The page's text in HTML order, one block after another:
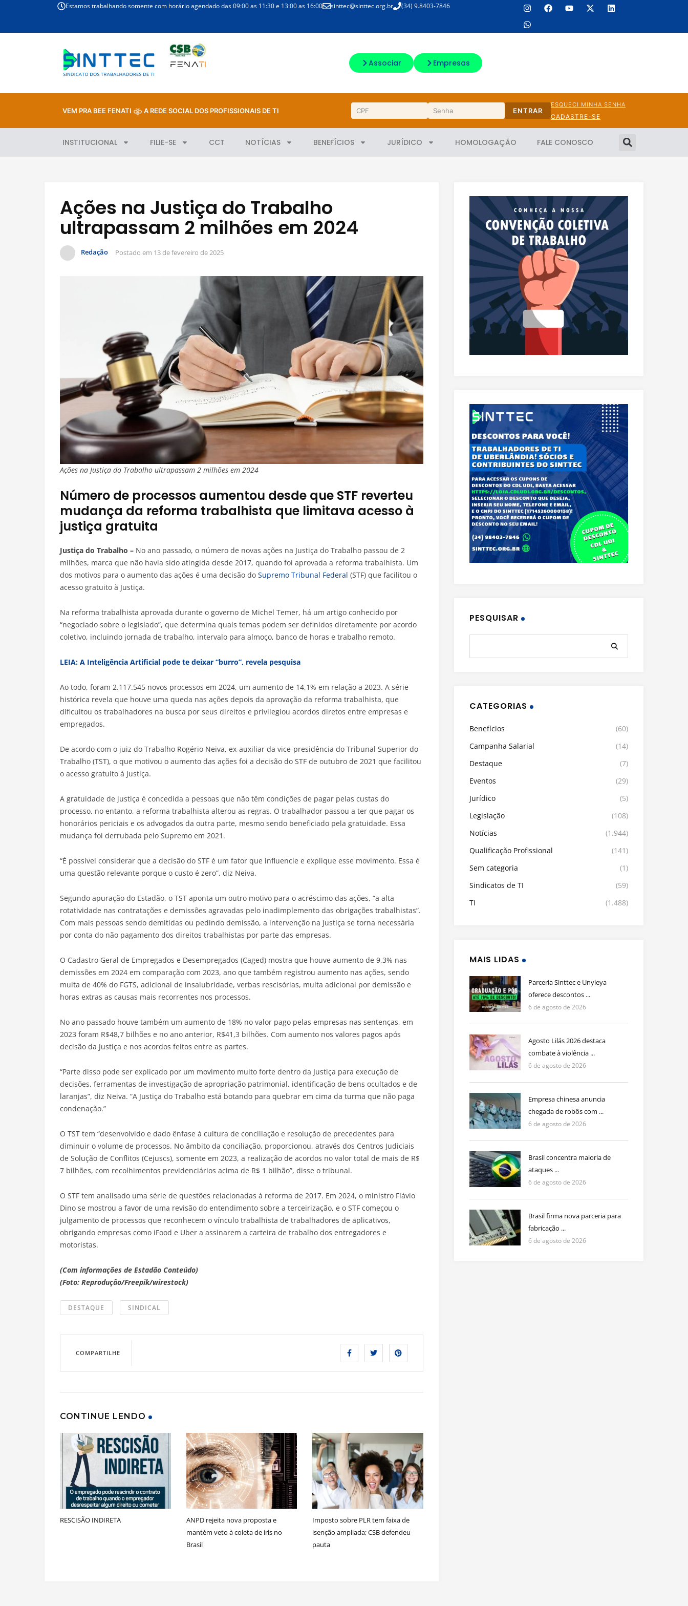
Estamos trabalhando somente com horário agendado das 09:00 as 11:30 e 13:00 as 16:00 sinttec@sinttec.org.br (34) 9.8403-7846
Associar Empresas
VEM PRA BEE FENATI A REDE SOCIAL DOS PROFISSIONAIS DE TI ENTRAR
ESQUECI MINHA SENHA
CADASTRE-SE
INSTITUCIONAL FILIE-SE CCT NOTÍCIAS BENEFÍCIOS JURÍDICO HOMOLOGAÇÃO FALE CONOSCO
Ações na Justiça do Trabalho
ultrapassam 2 milhões em 2024
Redação Postado em 13 de fevereiro de 2025
Ações na Justiça do Trabalho ultrapassam 2 milhões em 2024
Número de processos aumentou desde que STF reverteu
mudança da reforma trabalhista que limitava acesso à
justiça gratuita
Justiça do Trabalho – No ano passado, o número de novas ações na Justiça do Trabalho passou de 2
milhões, marca que não havia sido atingida desde 2017, quando foi aprovada a reforma trabalhista. Um
dos motivos para o aumento das ações é uma decisão do Supremo Tribunal Federal (STF) que facilitou o
acesso gratuito à Justiça.
Na reforma trabalhista aprovada durante o governo de Michel Temer, há um artigo conhecido por
“negociado sobre o legislado”, que determina quais temas podem ser definidos diretamente por acordo
coletivo, incluindo jornada de trabalho, intervalo para almoço, banco de horas e trabalho remoto.
LEIA: A Inteligência Artificial pode te deixar “burro”, revela pesquisa
Ao todo, foram 2.117.545 novos processos em 2024, um aumento de 14,1% em relação a 2023. A série
histórica revela que houve uma queda nas ações depois da aprovação da reforma trabalhista, que
dificultou os trabalhadores na busca por seus direitos e privilegiou acordos diretos entre empresas e
empregados.
De acordo com o juiz do Trabalho Rogério Neiva, ex-auxiliar da vice-presidência do Tribunal Superior do
Trabalho (TST), o que motivou o aumento das ações foi a decisão do STF de outubro de 2021 que facilitou
o acesso gratuito à Justiça.
A gratuidade de justiça é concedida a pessoas que não têm condições de pagar pelas custas do
processo, no entanto, a reforma trabalhista alterou as regras. O trabalhador passou a ter que pagar os
honorários periciais e os advogados da outra parte, mesmo sendo beneficiado pela gratuidade. Essa
mudança foi derrubada pelo Supremo em 2021.
“É possível considerar que a decisão do STF é um fator que influencie e explique esse movimento. Essa é
uma questão relevante porque o custo é zero”, diz Neiva.
Segundo apuração do Estadão, o TST aponta um outro motivo para o acréscimo das ações, “a alta
rotatividade nas contratações e demissões agravadas pelo inadimplemento das obrigações trabalhistas”.
Com mais pessoas sendo demitidas ou pedindo demissão, a intervenção na Justiça se torna necessária
por conta do não pagamento dos direitos trabalhistas por parte das empresas.
O Cadastro Geral de Empregados e Desempregados (Caged) mostra que houve aumento de 9,3% nas
demissões em 2024 em comparação com 2023, ano que também registrou aumento nas ações, sendo
multa de 40% do FGTS, adicional de insalubridade, verbas rescisórias, multa adicional por demissão e
horas extras as causas mais recorrentes nos processos.
No ano passado houve também um aumento de 18% no valor pago pelas empresas nas sentenças, em
2023 foram R$48,7 bilhões e no ano anterior, R$41,3 bilhões. Com aumento nos valores pagos após
decisão da Justiça e nos acordos feitos entre as partes.
“Parte disso pode ser explicado por um movimento muito forte dentro da Justiça para execução de
decisões, ferramentas de investigação de apropriação patrimonial, identificação de bens ocultados e de
laranjas”, diz Neiva. “A Justiça do Trabalho está botando para quebrar em cima da turma que não paga
condenação.”
O TST tem “desenvolvido e dado ênfase à cultura de conciliação e resolução de precedentes para
diminuir o volume de processos. No âmbito da conciliação, proporcionou, através dos Centros Judiciais
de Solução de Conflitos (Cejuscs), somente em 2023, a realização de acordos no valor total de mais de R$
7 bilhões, com recolhimentos previdenciários acima de R$ 1 bilhão”, disse o tribunal.
O STF tem analisado uma série de questões relacionadas à reforma de 2017. Em 2024, o ministro Flávio
Dino se mostrou a favor de uma revisão do entendimento sobre a terceirização, e o STF começou o
julgamento de processos que reconhecem o vínculo trabalhista de trabalhadores de aplicativos,
obrigando empresas como iFood e Uber a assinarem a carteira de trabalho dos entregadores e
motoristas.
(Com informações de Estadão Conteúdo)
(Foto: Reprodução/Freepik/wirestock)
DESTAQUE SINDICAL
COMPARTILHE
CONTINUE LENDO
RESCISÃO INDIRETA
ANPD rejeita nova proposta e
mantém veto à coleta de íris no
Brasil
Imposto sobre PLR tem faixa de
isenção ampliada; CSB defendeu
pauta
PESQUISAR
CATEGORIAS
Benefícios
(60)
Campanha Salarial
(14)
Destaque
(7)
Eventos
(29)
Jurídico
(5)
Legislação
(108)
Notícias
(1.944)
Qualificação Profissional
(141)
Sem categoria
(1)
Sindicatos de TI
(59)
TI
(1.488)
MAIS LIDAS
Parceria Sinttec e Unyleya
oferece descontos ...
6 de agosto de 2026
Agosto Lilás 2026 destaca
combate à violência ...
6 de agosto de 2026
Empresa chinesa anuncia
chegada de robôs com ...
6 de agosto de 2026
Brasil concentra maioria de
ataques ...
6 de agosto de 2026
Brasil firma nova parceria para
fabricação ...
6 de agosto de 2026